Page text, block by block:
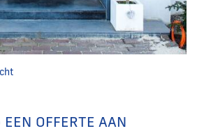
EEN OFFERTE AAN